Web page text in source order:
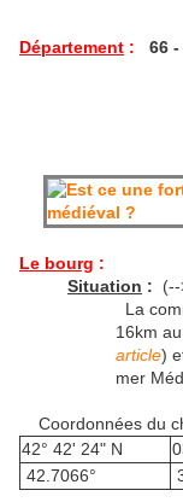
Département : 66 -
Le bourg :
Situation : (--
La
16km
article)
mer
Coordonnées du
42° 42' 24" N
42.7066°